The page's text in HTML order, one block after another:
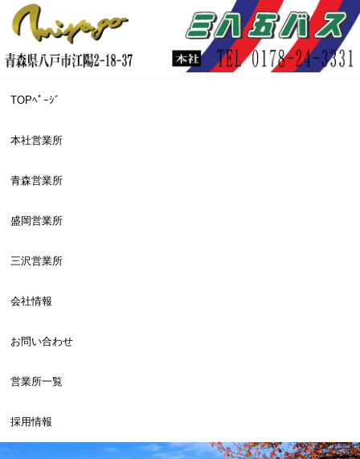
TOPﾍﾟｰｼﾞ
本社営業所
青森営業所
盛岡営業所
三沢営業所
会社情報
お問い合わせ
営業所一覧
採用情報